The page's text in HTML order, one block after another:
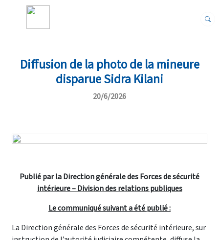
Diffusion de la photo de la mineure
disparue Sidra Kilani
20/6/2026
Publié par la Direction générale des Forces de sécurité
intérieure – Division des relations publiques
Le communiqué suivant a été publié :
La Direction générale des Forces de sécurité intérieure, sur